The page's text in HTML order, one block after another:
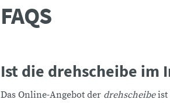
FAQS
Ist die drehscheibe im
Das Online-Angebot der drehscheibeist